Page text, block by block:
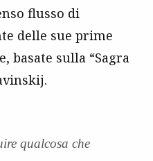
flusso di
delle sue prime
basate sulla “Sagra
qualcosa che